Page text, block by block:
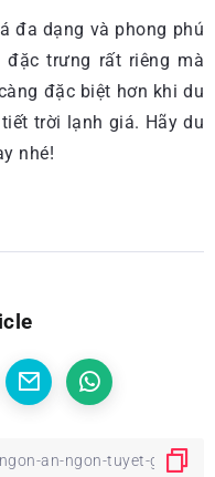
đa dạng và phong phú
trưng rất riêng mà
đặc biệt hơn khi du
trời lạnh giá. Hãy du
nhé!